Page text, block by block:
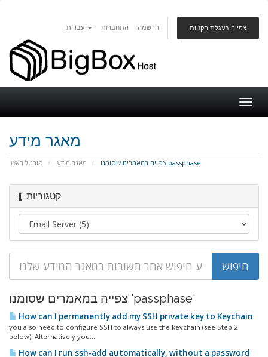
התחברות הרשמה צפייה בעגלת הקניות
מאגר מידע
פורטל ראשי מאגר מידע צפייה במאמרים שסומנו passphase
קטגוריות
צפייה במאמרים שסומנו 'passphase'
How can I permanently add my SSH private key to Keychain
you also need to configure SSH to always use the keychain (see Step 2
below). Alternatively you...
How can I run ssh-add automatically, without a password